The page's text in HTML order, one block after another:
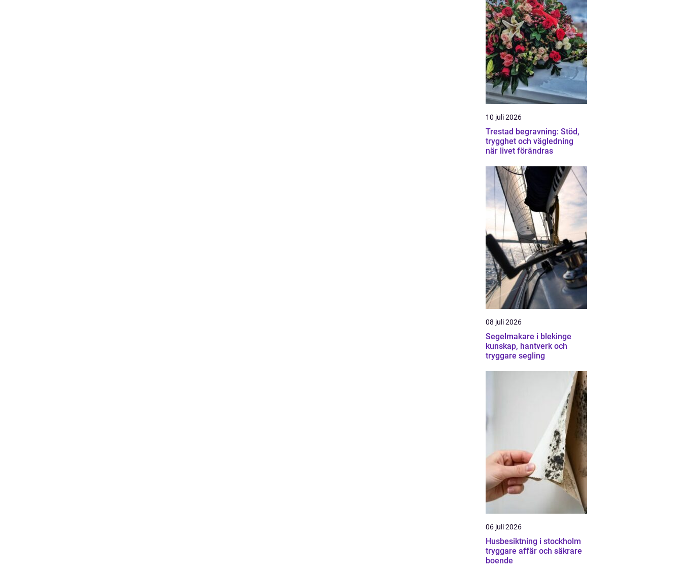
10 juli 2026
Trestad begravning: Stöd,
trygghet och vägledning
när livet förändras
08 juli 2026
Segelmakare i blekinge
kunskap, hantverk och
tryggare segling
06 juli 2026
Husbesiktning i stockholm
tryggare affär och säkrare
boende